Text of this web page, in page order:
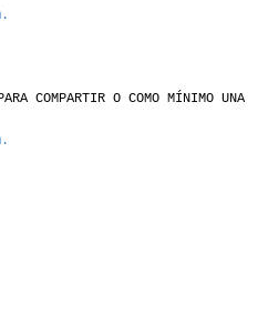
COMPARTIR O COMO MÍNIMO UNA